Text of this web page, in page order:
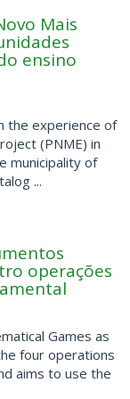
Mais
ensino
the experience of
(PNME) in
municipality of
...
operações
Games as
four operations
aims to use the